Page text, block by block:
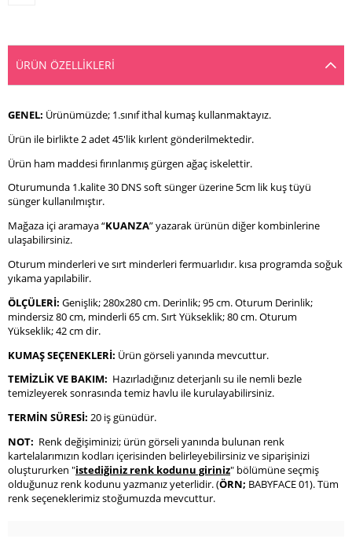
ÜRÜN ÖZELLIKLERI
GENEL: Ürünümüzde; 1.sınıf ithal kumaş kullanmaktayız.
Ürün ile birlikte 2 adet 45'lik kırlent gönderilmektedir.
Ürün ham maddesi fırınlanmış gürgen ağaç iskelettir.
Oturumunda 1.kalite 30 DNS soft sünger üzerine 5cm lik kuş tüyü
sünger kullanılmıştır.
Mağaza içi aramaya “KUANZA” yazarak ürünün diğer kombinlerine
ulaşabilirsiniz.
Oturum minderleri ve sırt minderleri fermuarlıdır. kısa programda soğuk
yıkama yapılabilir.
ÖLÇÜLERİ: Genişlik; 280x280 cm. Derinlik; 95 cm. Oturum Derinlik;
mindersiz 80 cm, minderli 65 cm. Sırt Yükseklik; 80 cm. Oturum
Yükseklik; 42 cm dir.
KUMAŞ SEÇENEKLERİ: Ürün görseli yanında mevcuttur.
TEMİZLİK VE BAKIM: Hazırladığınız deterjanlı su ile nemli bezle
temizleyerek sonrasında temiz havlu ile kurulayabilirsiniz.
TERMİN SÜRESİ: 20 iş günüdür.
NOT: Renk değişiminizi; ürün görseli yanında bulunan renk
kartelalarımızın kodları içerisinden belirleyebilirsiniz ve siparişinizi
oluştururken "istediğiniz renk kodunu giriniz" bölümüne seçmiş
olduğunuz renk kodunu yazmanız yeterlidir. (ÖRN; BABYFACE 01). Tüm
renk seçeneklerimiz stoğumuzda mevcuttur.